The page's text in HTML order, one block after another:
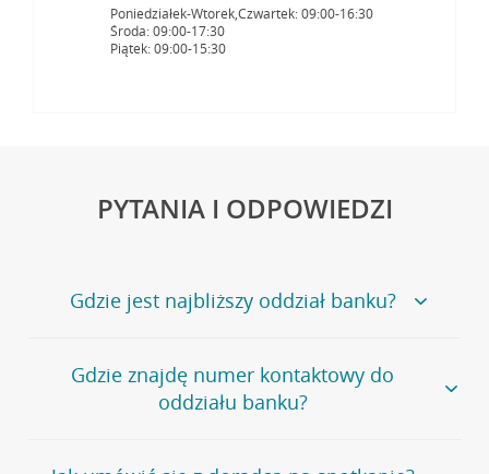
Poniedziałek-Wtorek,Czwartek: 09:00-16:30
Środa: 09:00-17:30
Piątek: 09:00-15:30
PYTANIA I ODPOWIEDZI
Gdzie jest najbliższy oddział banku?
Jeśli szukasz oddziału naszego banku, zapraszamy na
stronęPlacówki i bankomaty, na której znajduje się
wygodna wyszukiwarka.
oddziałów
Gdzie znajdę numer kontaktowy do
oddziału banku?
Bank Credit Agricole nie udostępnia ogólnego numeru